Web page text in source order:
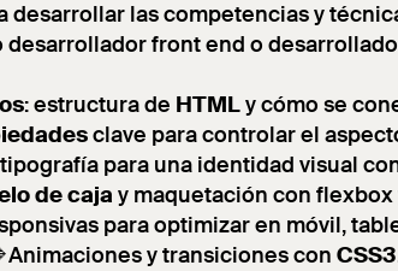
desarrollar las competencias y
desarrollador front end o
: estructura de HTMLy cómo se
clave para controlar el
para una identidad visual
de caja y maquetación con flexbox
para optimizar en móvil,
y transiciones con CSS3